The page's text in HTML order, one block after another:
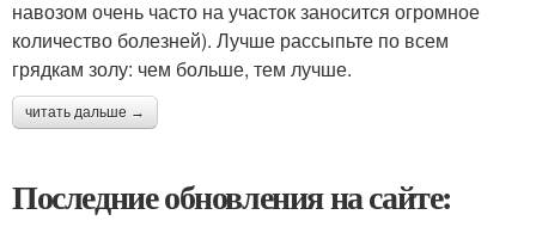
навозом очень часто на участок заносится огромное
количество болезней). Лучше рассыпьте по всем
грядкам золу: чем больше, тем лучше.
читать дальше →
Последние обновления на сайте: